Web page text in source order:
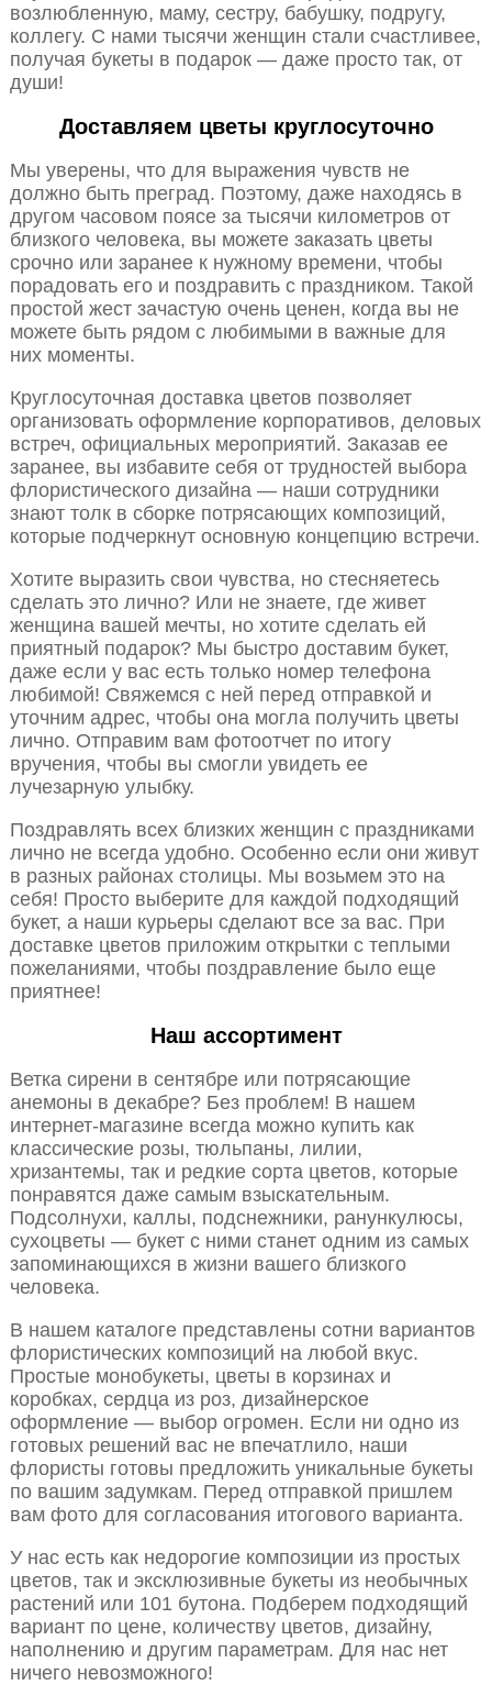
возлюбленную, маму, сестру, бабушку, подругу,
коллегу. С нами тысячи женщин стали счастливее,
получая букеты в подарок — даже просто так, от
души!
Доставляем цветы круглосуточно
Мы уверены, что для выражения чувств не
должно быть преград. Поэтому, даже находясь в
другом часовом поясе за тысячи километров от
близкого человека, вы можете заказать цветы
срочно или заранее к нужному времени, чтобы
порадовать его и поздравить с праздником. Такой
простой жест зачастую очень ценен, когда вы не
можете быть рядом с любимыми в важные для
них моменты.
Круглосуточная доставка цветов позволяет
организовать оформление корпоративов, деловых
встреч, официальных мероприятий. Заказав ее
заранее, вы избавите себя от трудностей выбора
флористического дизайна — наши сотрудники
знают толк в сборке потрясающих композиций,
которые подчеркнут основную концепцию встречи.
Хотите выразить свои чувства, но стесняетесь
сделать это лично? Или не знаете, где живет
женщина вашей мечты, но хотите сделать ей
приятный подарок? Мы быстро доставим букет,
даже если у вас есть только номер телефона
любимой! Свяжемся с ней перед отправкой и
уточним адрес, чтобы она могла получить цветы
лично. Отправим вам фотоотчет по итогу
вручения, чтобы вы смогли увидеть ее
лучезарную улыбку.
Поздравлять всех близких женщин с праздниками
лично не всегда удобно. Особенно если они живут
в разных районах столицы. Мы возьмем это на
себя! Просто выберите для каждой подходящий
букет, а наши курьеры сделают все за вас. При
доставке цветов приложим открытки с теплыми
пожеланиями, чтобы поздравление было еще
приятнее!
Наш ассортимент
Ветка сирени в сентябре или потрясающие
анемоны в декабре? Без проблем! В нашем
интернет-магазине всегда можно купить как
классические розы, тюльпаны, лилии,
хризантемы, так и редкие сорта цветов, которые
понравятся даже самым взыскательным.
Подсолнухи, каллы, подснежники, ранункулюсы,
сухоцветы — букет с ними станет одним из самых
запоминающихся в жизни вашего близкого
человека.
В нашем каталоге представлены сотни вариантов
флористических композиций на любой вкус.
Простые монобукеты, цветы в корзинах и
коробках, сердца из роз, дизайнерское
оформление — выбор огромен. Если ни одно из
готовых решений вас не впечатлило, наши
флористы готовы предложить уникальные букеты
по вашим задумкам. Перед отправкой пришлем
вам фото для согласования итогового варианта.
У нас есть как недорогие композиции из простых
цветов, так и эксклюзивные букеты из необычных
растений или 101 бутона. Подберем подходящий
вариант по цене, количеству цветов, дизайну,
наполнению и другим параметрам. Для нас нет
ничего невозможного!